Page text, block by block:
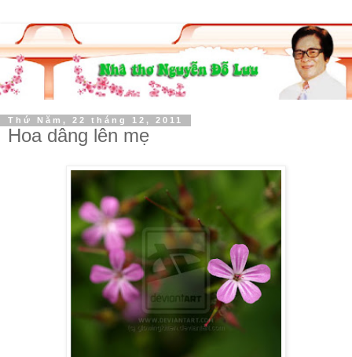
Thứ Năm, 22 tháng 12, 2011
Hoa dâng lên mẹ